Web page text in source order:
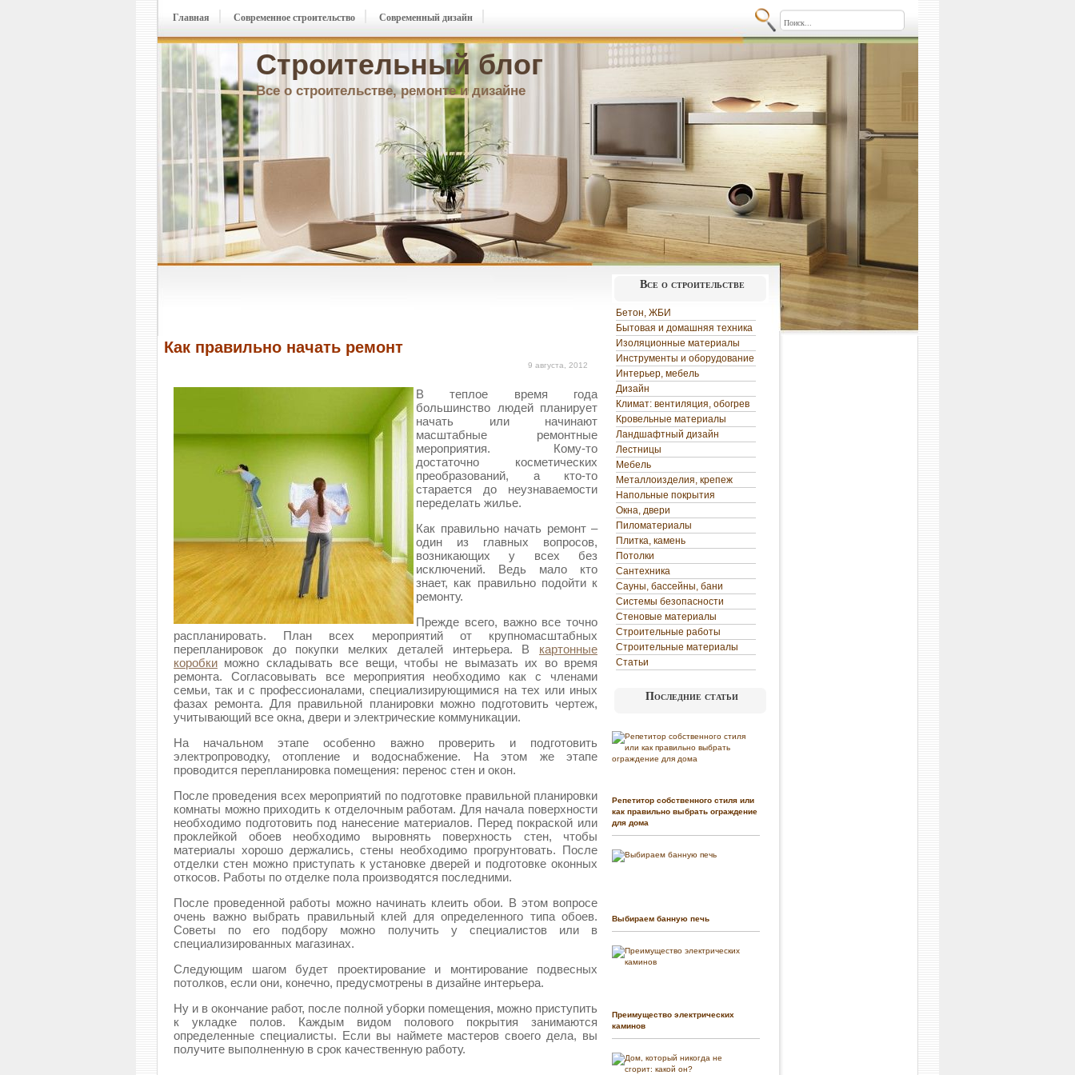
Строительный блог
Все о строительстве, ремонте и дизайне
Главная Современное строительство Современный дизайн
Как правильно начать ремонт
9 августа, 2012
В теплое время года
большинство людей планирует
начать или начинают
масштабные ремонтные
мероприятия. Кому-то
достаточно косметических
преобразований, а кто-то
старается до неузнаваемости
переделать жилье.
Как правильно начать ремонт –
один из главных вопросов,
возникающих у всех без
исключений. Ведь мало кто
знает, как правильно подойти к
ремонту.
Прежде всего, важно все точно
распланировать. План всех мероприятий от крупномасштабных
перепланировок до покупки мелких деталей интерьера. В картонные
коробки можно складывать все вещи, чтобы не вымазать их во время
ремонта. Согласовывать все мероприятия необходимо как с членами
семьи, так и с профессионалами, специализирующимися на тех или иных
фазах ремонта. Для правильной планировки можно подготовить чертеж,
учитывающий все окна, двери и электрические коммуникации.
На начальном этапе особенно важно проверить и подготовить
электропроводку, отопление и водоснабжение. На этом же этапе
проводится перепланировка помещения: перенос стен и окон.
После проведения всех мероприятий по подготовке правильной планировки
комнаты можно приходить к отделочным работам. Для начала поверхности
необходимо подготовить под нанесение материалов. Перед покраской или
проклейкой обоев необходимо выровнять поверхность стен, чтобы
материалы хорошо держались, стены необходимо прогрунтовать. После
отделки стен можно приступать к установке дверей и подготовке оконных
откосов. Работы по отделке пола производятся последними.
После проведенной работы можно начинать клеить обои. В этом вопросе
очень важно выбрать правильный клей для определенного типа обоев.
Советы по его подбору можно получить у специалистов или в
специализированных магазинах.
Следующим шагом будет проектирование и монтирование подвесных
потолков, если они, конечно, предусмотрены в дизайне интерьера.
Ну и в окончание работ, после полной уборки помещения, можно приступить
к укладке полов. Каждым видом полового покрытия занимаются
определенные специалисты. Если вы наймете мастеров своего дела, вы
получите выполненную в срок качественную работу.
Все о строительстве
Бетон, ЖБИ
Бытовая и домашняя техника
Изоляционные материалы
Инструменты и оборудование
Интерьер, мебель
Дизайн
Климат: вентиляция, обогрев
Кровельные материалы
Ландшафтный дизайн
Лестницы
Мебель
Металлоизделия, крепеж
Напольные покрытия
Окна, двери
Пиломатериалы
Плитка, камень
Потолки
Сантехника
Сауны, бассейны, бани
Системы безопасности
Стеновые материалы
Строительные работы
Строительные материалы
Статьи
Последние статьи
Репетитор собственного стиля или
как правильно выбрать ограждение
для дома
Выбираем банную печь
Преимущество электрических
каминов